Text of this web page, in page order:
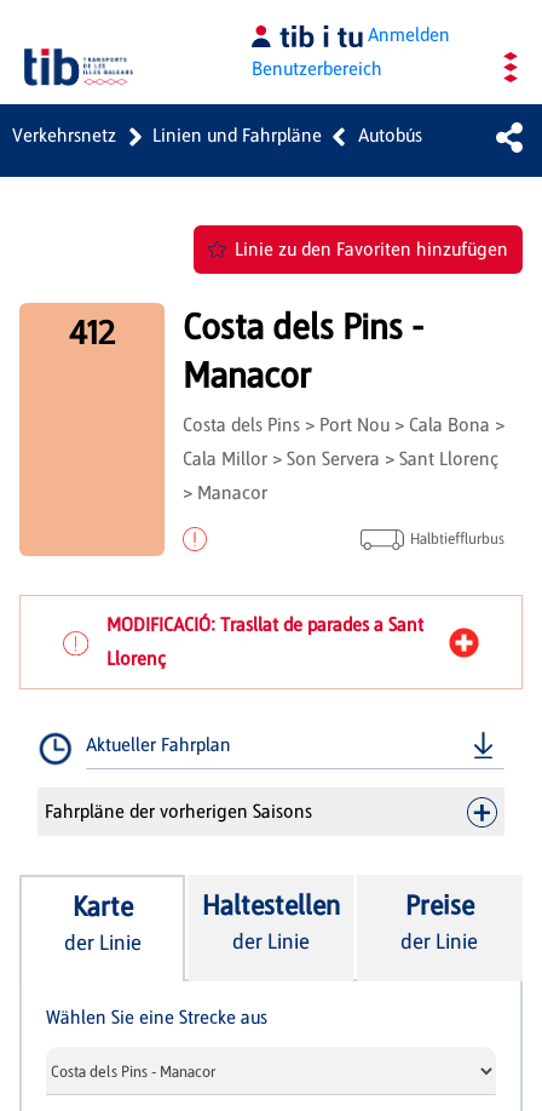
Anmelden
Benutzerbereich
Verkehrsnetz Linien und Fahrpläne Autobús
Linie zu den Favoriten hinzufügen
412
Costa dels Pins -
Manacor
Costa dels Pins > Port Nou > Cala Bona >
Cala Millor > Son Servera > Sant Llorenç
> Manacor
Halbtiefflurbus
MODIFICACIÓ: Trasllat de parades a Sant
Llorenç
Aktueller Fahrplan
Fahrpläne der vorherigen Saisons
Karte
der Linie
Haltestellen
der Linie
Preise
der Linie